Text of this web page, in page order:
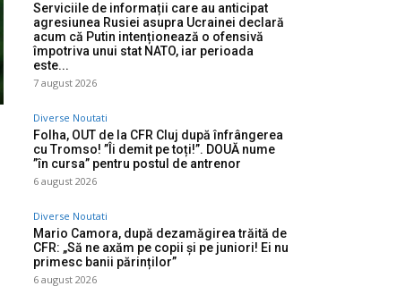
Serviciile de informații care au anticipat
agresiunea Rusiei asupra Ucrainei declară
acum că Putin intenționează o ofensivă
împotriva unui stat NATO, iar perioada
este...
7 august 2026
Diverse Noutati
Folha, OUT de la CFR Cluj după înfrângerea
cu Tromso! ”Îi demit pe toți!”. DOUĂ nume
”în cursa” pentru postul de antrenor
6 august 2026
Diverse Noutati
Mario Camora, după dezamăgirea trăită de
CFR: „Să ne axăm pe copii și pe juniori! Ei nu
primesc banii părinților”
6 august 2026